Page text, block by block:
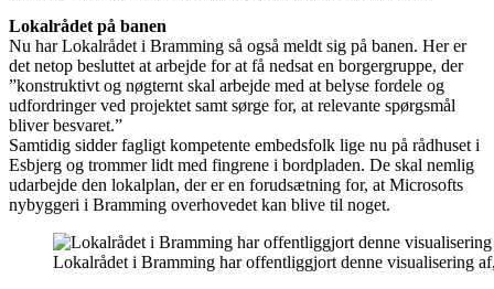
Lokalrådet på banen
Nu har Lokalrådet i Bramming så også meldt sig på banen. Her er
det netop besluttet at arbejde for at få nedsat en borgergruppe, der
”konstruktivt og nøgternt skal arbejde med at belyse fordele og
udfordringer ved projektet samt sørge for, at relevante spørgsmål
bliver besvaret.”
Samtidig sidder fagligt kompetente embedsfolk lige nu på rådhuset i
Esbjerg og trommer lidt med fingrene i bordpladen. De skal nemlig
udarbejde den lokalplan, der er en forudsætning for, at Microsofts
nybyggeri i Bramming overhovedet kan blive til noget.
Lokalrådet i Bramming har offentliggjort denne visualisering